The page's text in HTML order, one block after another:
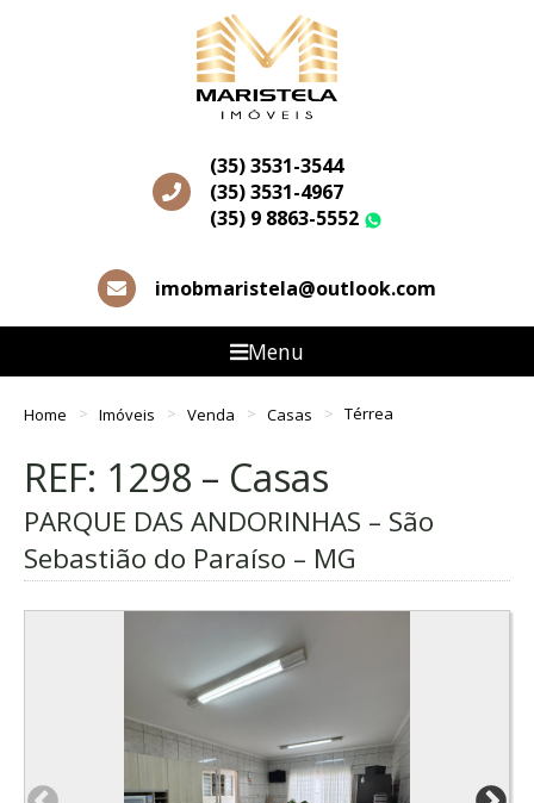
(35) 3531-3544
(35) 3531-4967
(35) 9 8863-5552
imobmaristela@outlook.com
Menu
Home Imóveis Venda Casas Térrea
REF: 1298 – Casas
PARQUE DAS ANDORINHAS – São
Sebastião do Paraíso – MG